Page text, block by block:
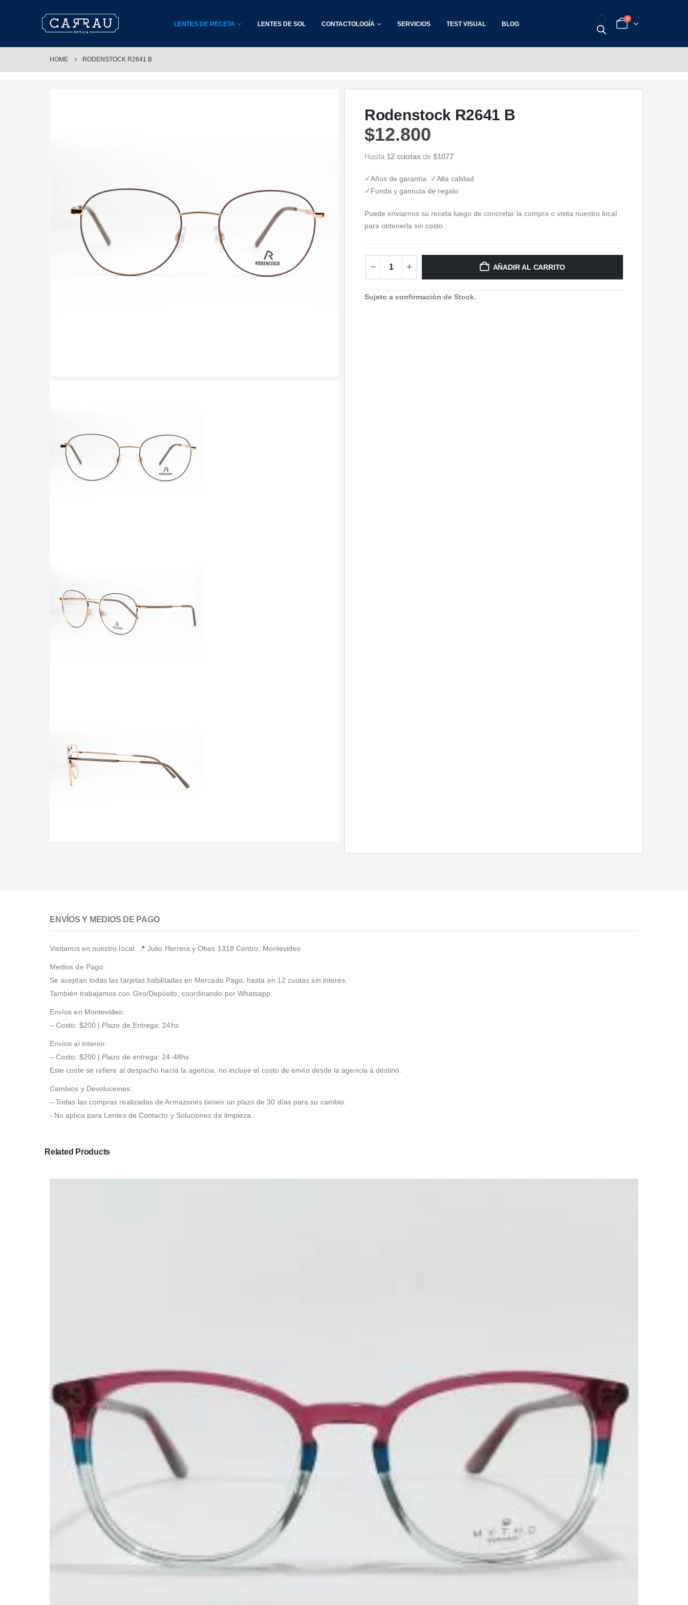
LENTES DE RECETA LENTES DE SOL CONTACTOLOGÍA SERVICIOS TEST VISUAL BLOG
0
HOME RODENSTOCK R2641 B
Rodenstock R2641 B
$12.800
Hasta 12 cuotas de $1077
✓Años de garantía ✓Alta calidad
✓Funda y gamuza de regalo
Puede enviarnos su receta luego de concretar la compra o visita nuestro local
para obtenerla sin costo.
AÑADIR AL CARRITO
Sujeto a confirmación de Stock.
ENVÍOS Y MEDIOS DE PAGO
Visítanos en nuestro local: 📍 Julio Herrera y Obes 1318 Centro, Montevideo
Medios de Pago:
Se aceptan todas las tarjetas habilitadas en Mercado Pago, hasta en 12 cuotas sin interés.
También trabajamos con Giro/Depósito, coordinando por Whatsapp
Envíos en Montevideo:
– Costo: $200 | Plazo de Entrega: 24hs
Envíos al Interior:
– Costo: $200 | Plazo de entrega: 24-48hs
Este coste se refiere al despacho hacia la agencia, no incluye el costo de envío desde la agencia a destino.
Cambios y Devoluciones:
– Todas las compras realizadas de Armazones tienen un plazo de 30 días para su cambio.
- No aplica para Lentes de Contacto y Soluciones de limpieza.
Related Products